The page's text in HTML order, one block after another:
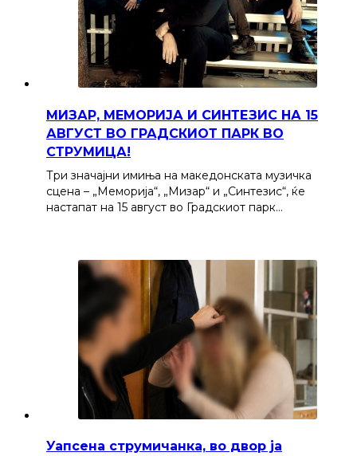
МИЗАР, МЕМОРИЈА И СИНТЕЗИС НА 15
АВГУСТ ВО ГРАДСКИОТ ПАРК ВО
СТРУМИЦА!
Три значајни имиња на македонската музичка
сцена – „Меморија“, „Мизар“ и „Синтезис“, ќе
настапат на 15 август во Градскиот парк…
Уапсена струмичанка, во двор ја